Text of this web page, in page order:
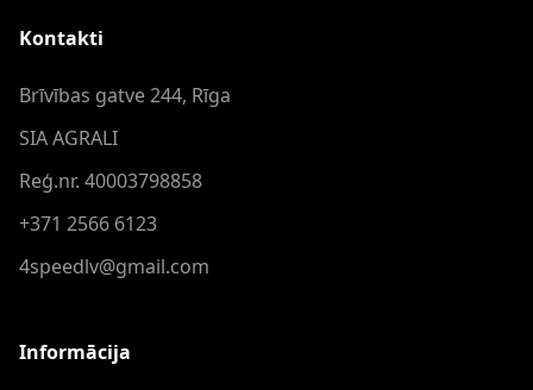
Kontakti
Brīvības gatve 244, Rīga
SIA AGRALI
Reģ.nr. 40003798858
+371 2566 6123
4speedlv@gmail.com
Informācija